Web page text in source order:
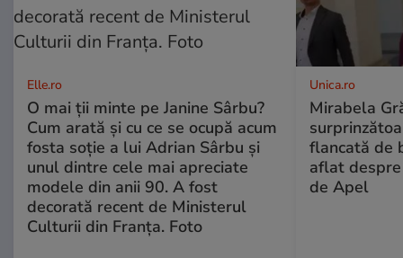
Elle.ro
O mai ții minte pe Janine Sârbu?
Cum arată și cu ce se ocupă acum
fosta soție a lui Adrian Sârbu și
unul dintre cele mai apreciate
modele din anii 90. A fost
decorată recent de Ministerul
Culturii din Franța. Foto
Unica.ro
Mirabela
flancată de
aflat
de Apel